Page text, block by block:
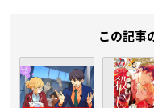
この記事